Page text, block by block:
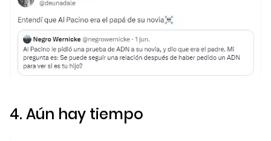
4. Aún hay tiempo